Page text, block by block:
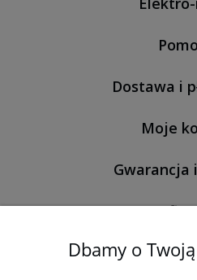
Dostawa i
Moje
Gwarancja
O
Dbamy o